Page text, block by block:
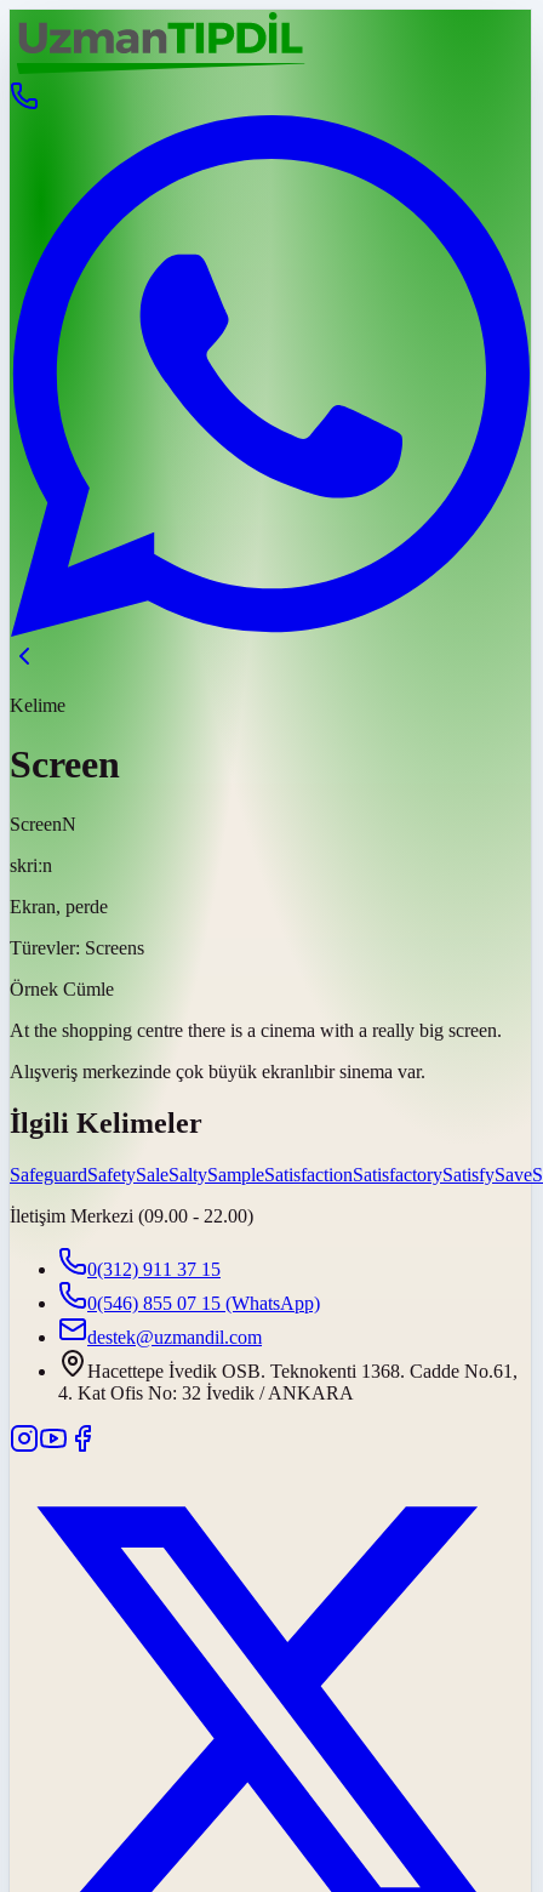
Kelime
Screen
ScreenN
skriːn
Ekran, perde
Türevler: Screens
Örnek Cümle
At the shopping centre there is a cinema with a really big screen.
Alışveriş merkezinde çok büyük ekranlıbir sinema var.
İlgili Kelimeler
SafeguardSafetySaleSaltySampleSatisfactionSatisfactorySatisfySave
İletişim Merkezi (09.00 - 22.00)
0(312) 911 37 15
0(546) 855 07 15 (WhatsApp)
destek@uzmandil.com
Hacettepe İvedik OSB. Teknokenti 1368. Cadde No.61,
4. Kat Ofis No: 32 İvedik / ANKARA